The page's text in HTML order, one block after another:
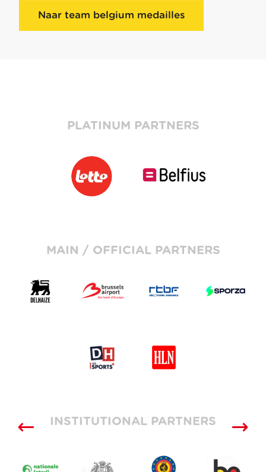
Naar team belgium medailles
PLATINUM PARTNERS
MAIN / OFFICIAL PARTNERS
SUPPLIERS
INSTITUTIONAL PARTNERS